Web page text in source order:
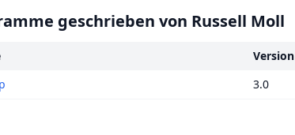
geschrieben von Russell Moll
Version
3.0